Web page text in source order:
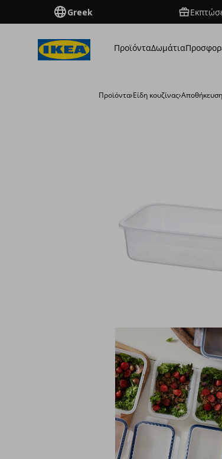
Greek
ΠροϊόνταΔωμάτια
Προϊόντα›Είδη κουζίνας›